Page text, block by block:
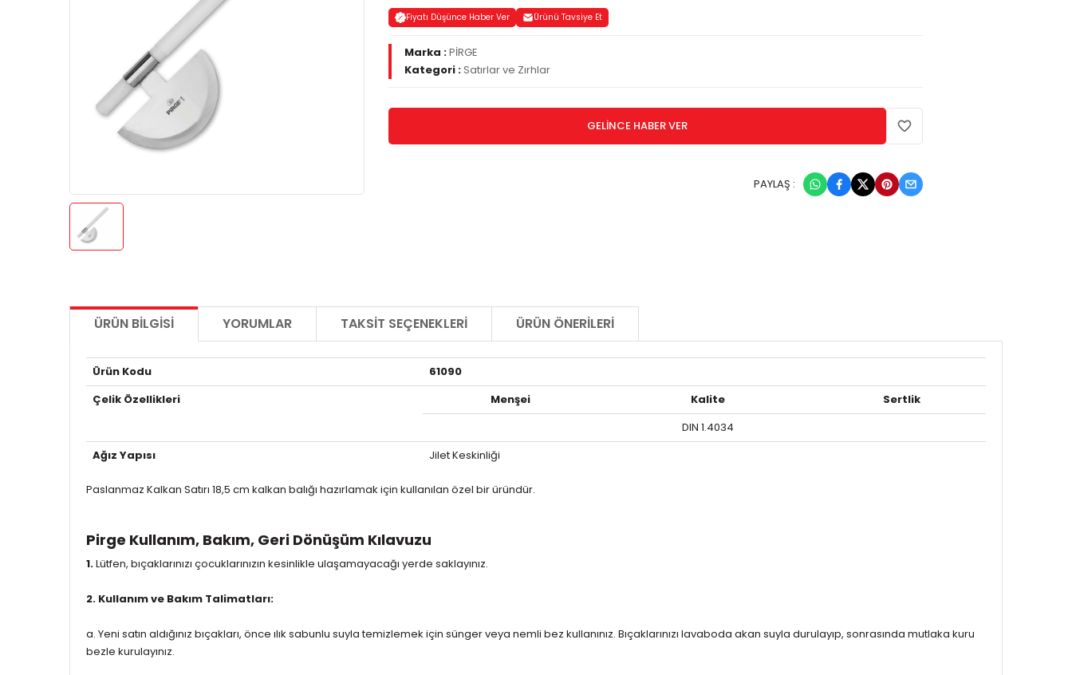
Fiyatı Düşünce Haber Ver Ürünü Tavsiye Et
Marka :PİRGE
Kategori :Satırlar ve Zırhlar
GELİNCE HABER VER
PAYLAŞ :
ÜRÜN BILGISI YORUMLAR TAKSIT SEÇENEKLERI ÜRÜN ÖNERILERI
Ürün Kodu
61090
Çelik Özellikleri
Menşei Kalite
Sertlik
DIN 1.4034
Ağız Yapısı
Jilet Keskinliği
Paslanmaz Kalkan Satırı 18,5 cm kalkan balığı hazırlamak için kullanılan özel bir üründür.
Pirge Kullanım, Bakım, Geri Dönüşüm Kılavuzu
1.Lütfen, bıçaklarınızı çocuklarınızın kesinlikle ulaşamayacağı yerde saklayınız.
2. Kullanım ve Bakım Talimatları:
a. Yeni satın aldığınız bıçakları, önce ılık sabunlu suyla temizlemek için sünger veya nemli bez kullanınız. Bıçaklarınızı lavaboda akan suyla durulayıp, sonrasında mutlaka kuru
bezle kurulayınız.